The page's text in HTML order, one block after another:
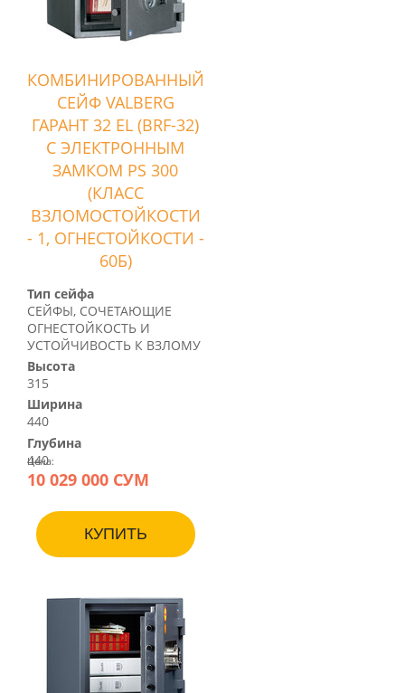
КОМБИНИРОВАННЫЙ
СЕЙФ VALBERG
ГАРАНТ 32 EL (BRF-32)
С ЭЛЕКТРОННЫМ
ЗАМКОМ PS 300
(КЛАСС
ВЗЛОМОСТОЙКОСТИ
- 1, ОГНЕСТОЙКОСТИ -
60Б)
Тип сейфа
СЕЙФЫ, СОЧЕТАЮЩИЕ
ОГНЕСТОЙКОСТЬ И
УСТОЙЧИВОСТЬ К ВЗЛОМУ
Высота
315
Ширина
440
Глубина
440
Цена:
10 029 000 СУМ
КУПИТЬ